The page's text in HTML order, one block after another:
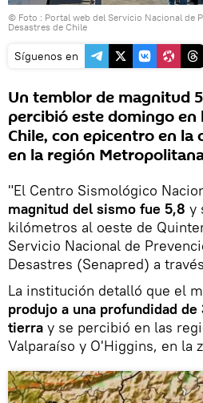
© Foto : Portal web del Servicio Nacional de
Desastres de Chile
Síguenos en
Un temblor de magnitud
percibió este domingo
Chile, con epicentro en la
en la región
"El Centro Sismológico
magnitud del sismo fue 5,8 y
kilómetros al oeste de
Servicio Nacional de
Desastres (Senapred) a
La institución detalló que el
produjo a una profundidad
tierra y se percibió en las
Valparaíso y O'Higgins, en la